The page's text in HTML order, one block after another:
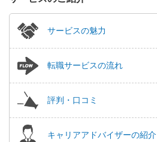
サービスの魅力
転職サービスの流れ
評判・口コミ
キャリアアドバイザーの紹介